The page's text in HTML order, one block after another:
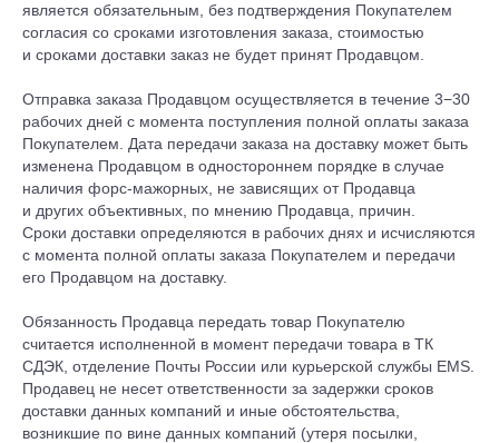
является обязательным, без подтверждения Покупателем
согласия со сроками изготовления заказа, стоимостью
и сроками доставки заказ не будет принят Продавцом.
Отправка заказа Продавцом осуществляется в течение 3−30
рабочих дней с момента поступления полной оплаты заказа
Покупателем. Дата передачи заказа на доставку может быть
изменена Продавцом в одностороннем порядке в случае
наличия форс-мажорных, не зависящих от Продавца
и других объективных, по мнению Продавца, причин.
Сроки доставки определяются в рабочих днях и исчисляются
с момента полной оплаты заказа Покупателем и передачи
его Продавцом на доставку.
Обязанность Продавца передать товар Покупателю
считается исполненной в момент передачи товара в ТК
СДЭК, отделение Почты России или курьерской службы EMS.
Продавец не несет ответственности за задержки сроков
доставки данных компаний и иные обстоятельства,
возникшие по вине данных компаний (утеря посылки,